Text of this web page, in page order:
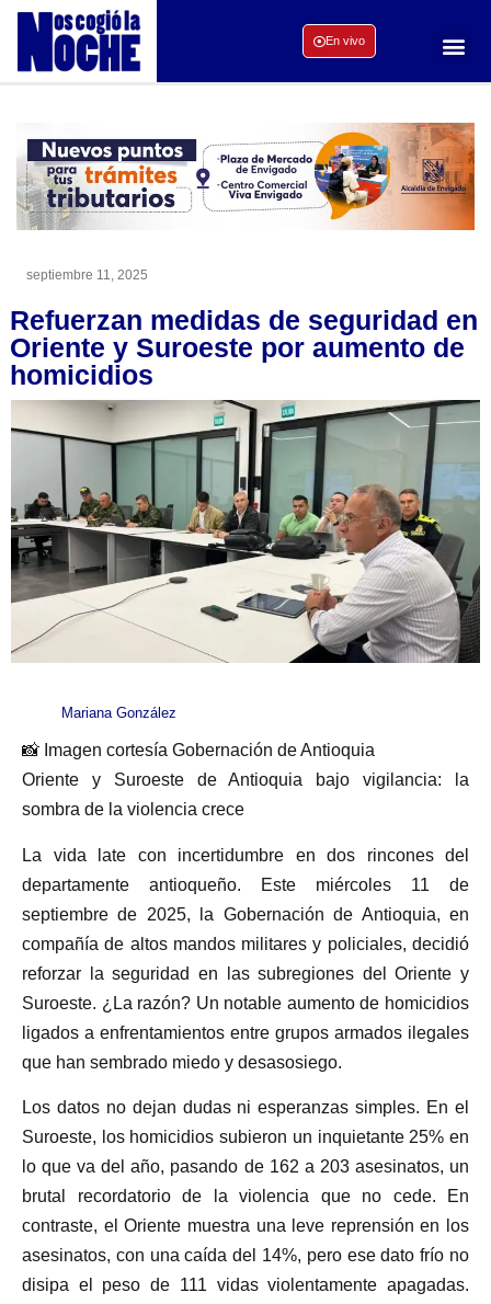
En vivo
septiembre 11, 2025
Refuerzan medidas de seguridad en
Oriente y Suroeste por aumento de
homicidios
Mariana González
📸 Imagen cortesía Gobernación de Antioquia
Oriente y Suroeste de Antioquia bajo vigilancia: la
sombra de la violencia crece
La vida late con incertidumbre en dos rincones del
departamente antioqueño. Este miércoles 11 de
septiembre de 2025, la Gobernación de Antioquia, en
compañía de altos mandos militares y policiales, decidió
reforzar la seguridad en las subregiones del Oriente y
Suroeste. ¿La razón? Un notable aumento de homicidios
ligados a enfrentamientos entre grupos armados ilegales
que han sembrado miedo y desasosiego.
Los datos no dejan dudas ni esperanzas simples. En el
Suroeste, los homicidios subieron un inquietante 25% en
lo que va del año, pasando de 162 a 203 asesinatos, un
brutal recordatorio de la violencia que no cede. En
contraste, el Oriente muestra una leve reprensión en los
asesinatos, con una caída del 14%, pero ese dato frío no
disipa el peso de 111 vidas violentamente apagadas.